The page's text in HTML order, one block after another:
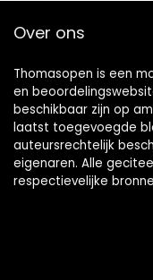
Over ons
Thomasopen is een
en
beschikbaar zijn op
laatst toegevoegde
auteursrechtelijk
eigenaren. Alle
respectievelijke